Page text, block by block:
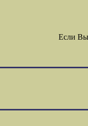
Если Вы